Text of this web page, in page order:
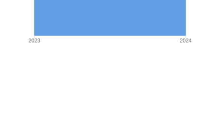
2023 2024